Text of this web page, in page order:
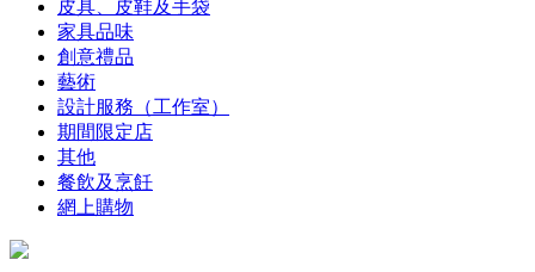
皮具、皮鞋及手袋
家具品味
創意禮品
藝術
設計服務（工作室）
期間限定店
其他
餐飲及烹飪
網上購物